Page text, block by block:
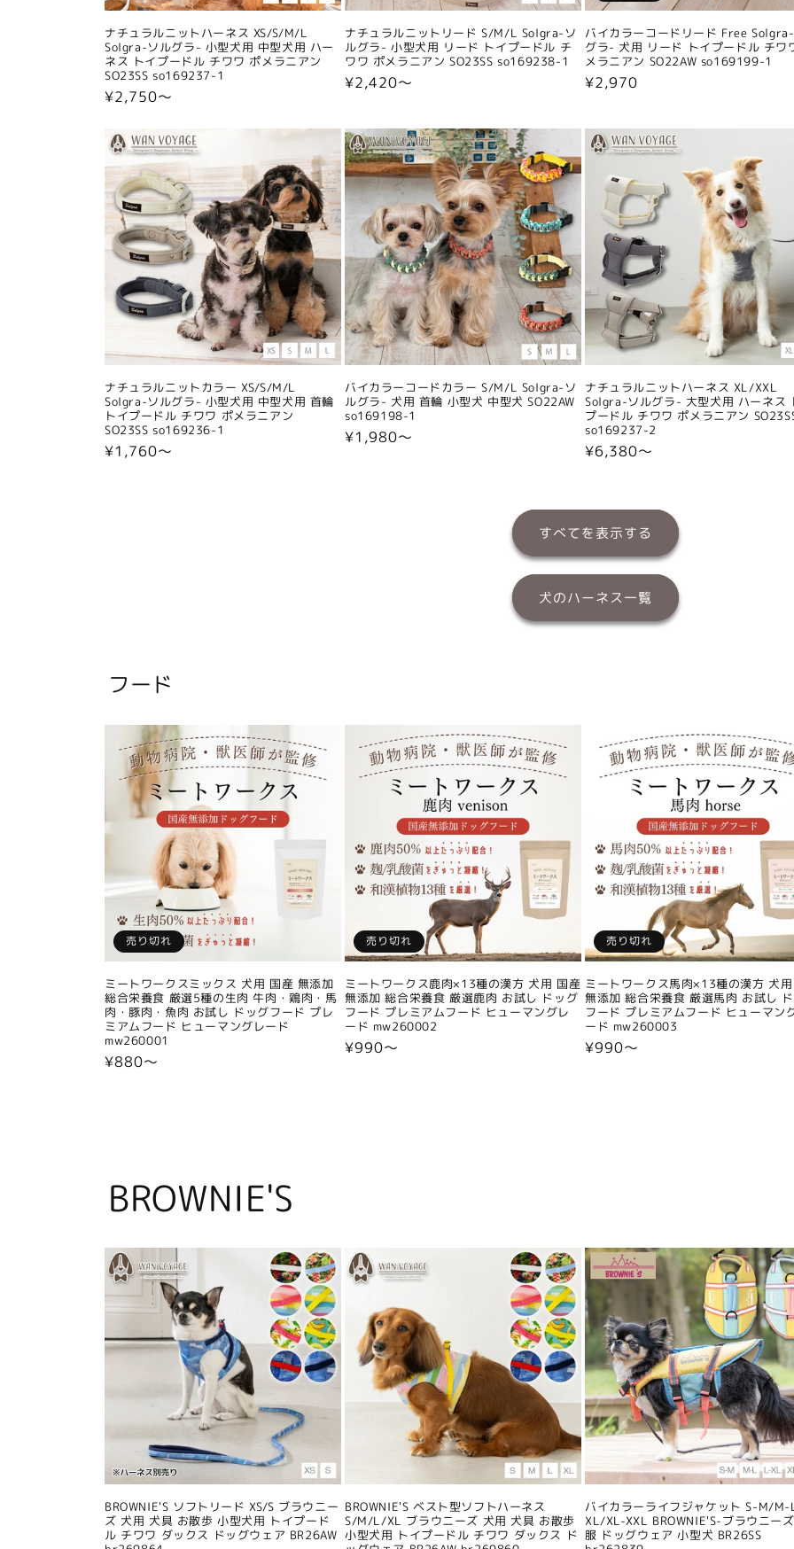
ナチュラルニットハーネス XS/S/M/L
Solgra-ソルグラ- 小型犬用 中型犬用 ハー
ネス トイプードル チワワ ポメラニアン
SO23SS so169237-1
通
価
格
¥2,750〜
ナチュラルニットリード S/M/L Solgra-ソ
ルグラ- 小型犬用 リード トイプードル チ
ワワ ポメラニアン SO23SS so169238-1
通
格
¥2,420〜
バイカラーコードリード Free
グラ- 犬用 リード トイプードル チワ
メラニアン SO22AW so169199-1
通
格
¥2,970
ナチュラルニットカラー XS/S/M/L
Solgra-ソルグラ- 小型犬用 中型犬用 首輪
トイプードル チワワ ポメラニアン
SO23SS so169236-1
通
¥1,760〜
バイカラーコードカラー S/M/L Solgra-ソ
ルグラ- 犬用 首輪 小型犬 中型犬 SO22AW
so169198-1
通
¥1,980〜
ナチュラルニットハーネス XL/XXL
Solgra-ソルグラ- 大型犬用 ハーネス
プードル チワワ ポメラニアン
so169237-2
通
格
¥6,380〜
すべてを表示する
犬のハーネス一覧
フード
売り切れ
ミートワークスミックス 犬用 国産 無添加
総合栄養食 厳選5種の生肉 牛肉・鶏肉・馬
肉・豚肉・魚肉 お試し ドッグフード プレ
ミアムフード ヒューマングレード
mw260001
通
¥880〜
売り切れ
ミートワークス鹿肉×13種の漢方 犬用 国産
無添加 総合栄養食 厳選鹿肉 お試し ドッグ
フード プレミアムフード ヒューマングレ
ード mw260002
通
¥990〜
売り切れ
ミートワークス馬肉×13種の漢方 犬
無添加 総合栄養食 厳選馬肉 お試し
フード プレミアムフード ヒューマン
ード mw260003
通
¥990〜
BROWNIE'S
BROWNIE'S ソフトリード XS/S ブラウニー
ズ 犬用 犬具 お散歩 小型犬用 トイプード
ル チワワ ダックス ドッグウェア BR26AW
BROWNIE'S ベスト型ソフトハーネス
S/M/L/XL ブラウニーズ 犬用 犬具 お散歩
小型犬用 トイプードル チワワ ダックス ド
バイカラーライフジャケット S-M/
XL/XL-XXL BROWNIE'S-ブラウニー
服 ドッグウェア 小型犬 BR26SS